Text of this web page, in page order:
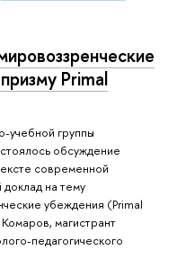
Primal
учебной группы
обсуждение
современной
на тему
убеждения (Primal
магистрант
педагогического